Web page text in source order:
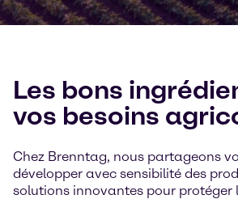
Les bons
vos besoins
Chez Brenntag, nous partageons
développer avec sensibilité des
solutions innovantes pour protéger